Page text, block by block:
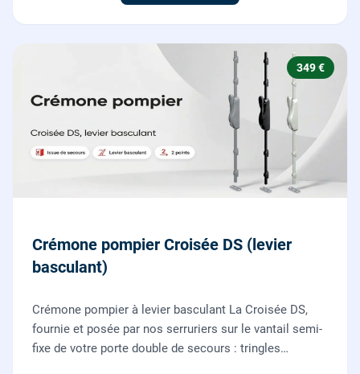
349 €
Crémone pompier Croisée DS (levier
basculant)
Crémone pompier à levier basculant La Croisée DS,
fournie et posée par nos serruriers sur le vantail semi-
fixe de votre porte double de secours : tringles